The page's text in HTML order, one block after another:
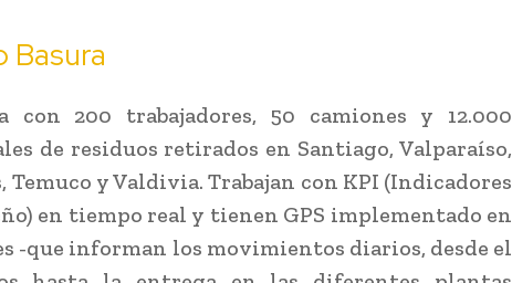
Basura
con 200 trabajadores, 50 camiones y 12.000
de residuos retirados en Santiago, Valparaíso,
Temuco y Valdivia. Trabajan con KPI (Indicadores
en tiempo real y tienen GPS implementado en
-que informan los movimientos diarios, desde el